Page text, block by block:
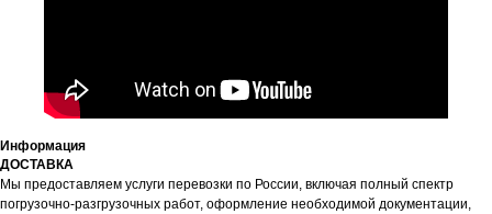
Информация
ДОСТАВКА
Мы предоставляем услуги перевозки по России, включая полный спектр
погрузочно-разгрузочных работ, оформление необходимой документации,